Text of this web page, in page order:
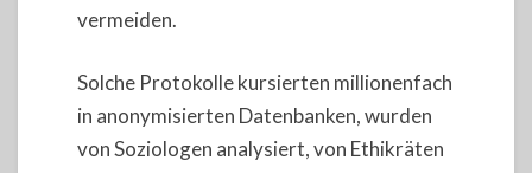
vermeiden.
Solche Protokolle kursierten millionenfach
in anonymisierten Datenbanken, wurden
von Soziologen analysiert, von Ethikräten